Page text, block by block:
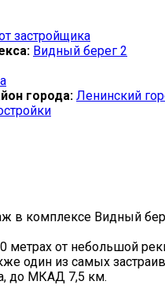
застройщика
Видный берег 2
города: Ленинский
в комплексе Видный
метрах от небольшой
один из самых
до МКАД 7,5 км.